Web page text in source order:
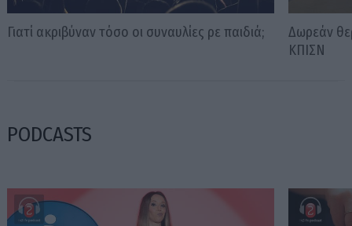
Γιατί ακριβύναν τόσο οι συναυλίες ρε παιδιά;
Δωρεάν
ΚΠΙΣΝ
PODCASTS